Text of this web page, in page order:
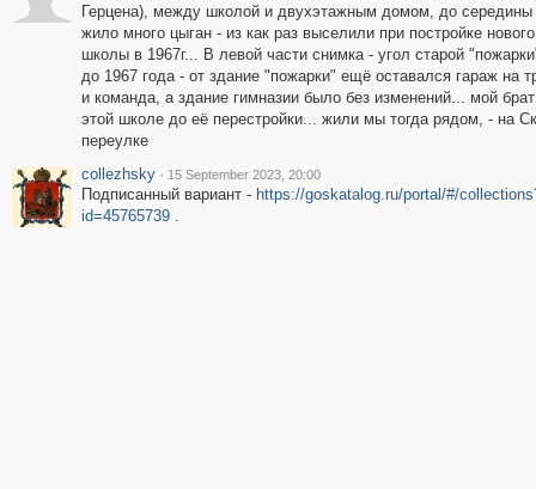
Герцена), между школой и двухэтажным домом, до середины
жило много цыган - из как раз выселили при постройке
школы в 1967г... В левой части снимка - угол старой
до 1967 года - от здание "пожарки" ещё оставался гараж на
и команда, а здание гимназии было без изменений... мой
этой школе до её перестройки... жили мы тогда рядом, - на
переулке
collezhsky · 15 September 2023, 20:00
Подписанный вариант - https://goskatalog.ru/portal/#/
id=45765739.